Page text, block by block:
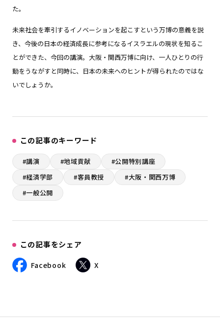
た。
未来社会を牽引するイノベーションを起こすという万博の意義を説
き、今後の日本の経済成長に参考になるイスラエルの現状を知るこ
とができた、今回の講演。大阪・関西万博に向け、一人ひとりの行
動をうながすと同時に、日本の未来へのヒントが得られたのではな
いでしょうか。
この記事のキーワード
#講演 #地域貢献
#公開特別講座
#経済学部
#客員教授
#大阪・関西万博
#一般公開
この記事をシェア
Facebook X